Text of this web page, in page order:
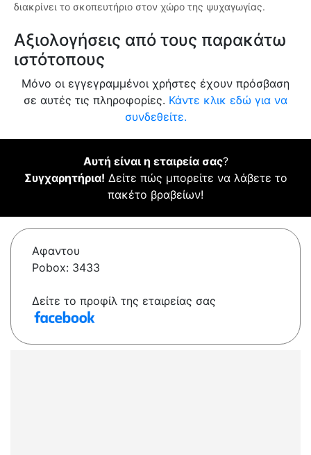
διακρίνει το σκοπευτήριο στον χώρο της ψυχαγωγίας.
Αξιολογήσεις από τους παρακάτω
ιστότοπους
Μόνο οι εγγεγραμμένοι χρήστες έχουν πρόσβαση
σε αυτές τις πληροφορίες. Κάντε κλικ εδώ για να
συνδεθείτε.
Αυτή είναι η εταιρεία σας?
Συγχαρητήρια! Δείτε πώς μπορείτε να λάβετε το
πακέτο βραβείων!
Αφαντου
Pobox: 3433
Δείτε το προφίλ της εταιρείας σας